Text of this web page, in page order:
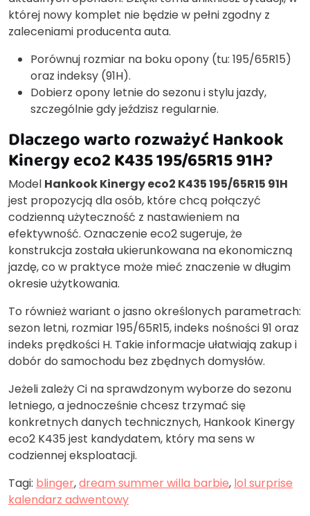
której nowy komplet nie będzie w pełni zgodny z
zaleceniami producenta auta.
Porównuj rozmiar na boku opony (tu: 195/65R15)
oraz indeksy (91H).
Dobierz opony letnie do sezonu i stylu jazdy,
szczególnie gdy jeździsz regularnie.
Dlaczego warto rozważyć Hankook
Kinergy eco2 K435 195/65R15 91H?
Model Hankook Kinergy eco2 K435 195/65R15 91H
jest propozycją dla osób, które chcą połączyć
codzienną użyteczność z nastawieniem na
efektywność. Oznaczenie eco2 sugeruje, że
konstrukcja została ukierunkowana na ekonomiczną
jazdę, co w praktyce może mieć znaczenie w długim
okresie użytkowania.
To również wariant o jasno określonych parametrach:
sezon letni, rozmiar 195/65R15, indeks nośności 91 oraz
indeks prędkości H. Takie informacje ułatwiają zakup i
dobór do samochodu bez zbędnych domysłów.
Jeżeli zależy Ci na sprawdzonym wyborze do sezonu
letniego, a jednocześnie chcesz trzymać się
konkretnych danych technicznych, Hankook Kinergy
eco2 K435 jest kandydatem, który ma sens w
codziennej eksploatacji.
Tagi: blinger,dream summer willa barbie, lol surprise
kalendarz adwentowy